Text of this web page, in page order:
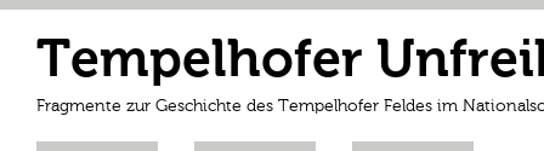
Tempelhofer
Fragmente zur Geschichte des Tempelhofer Feldes im